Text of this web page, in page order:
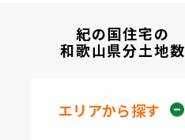
紀の国住宅の
和歌山県分土地数
エリアから探す